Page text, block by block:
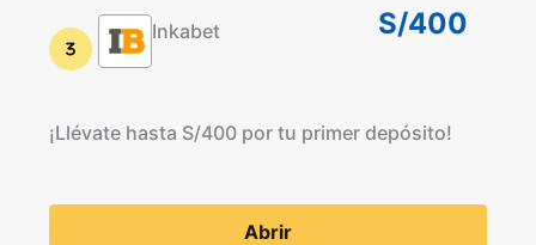
Inkabet S/400
¡Llévate hasta S/400 por tu primer depósito!
Abrir